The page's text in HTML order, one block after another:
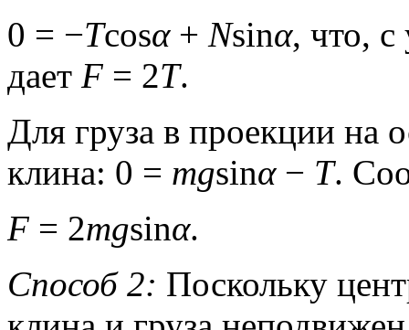
0 = −Tcosα+ Nsinα, что, с
дает F = 2T.
Для груза в проекции на
клина: 0 = mgsinα− T.
F = 2mgsinα.
Способ 2: Поскольку